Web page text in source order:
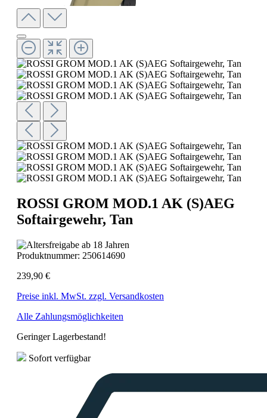
ROSSI GROM MOD.1 AK (S)AEG
Softairgewehr, Tan
Produktnummer: 250614690
239,90 €
Preise inkl. MwSt. zzgl. Versandkosten
Alle Zahlungsmöglichkeiten
Geringer Lagerbestand!
Sofort verfügbar